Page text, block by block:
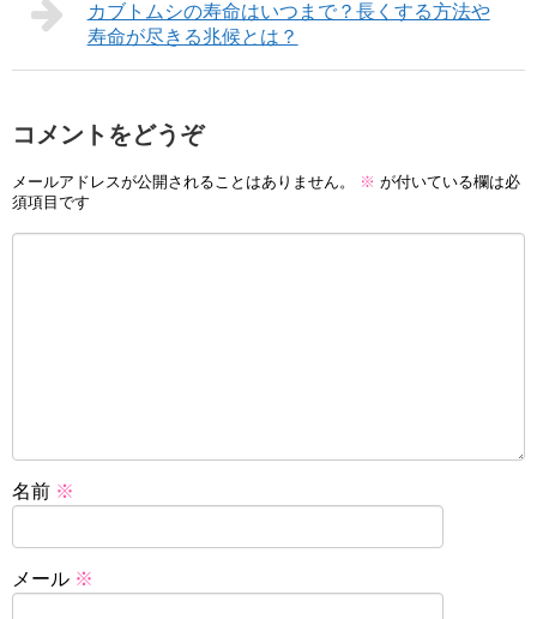
カブトムシの寿命はいつまで？長くする方法や
寿命が尽きる兆候とは？
コメントをどうぞ
メールアドレスが公開されることはありません。 ※ が付いている欄は必
須項目です
名前 ※
メール ※